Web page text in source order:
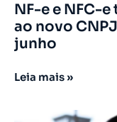
NF-e e NFC-
ao novo
junho
Leia mais »